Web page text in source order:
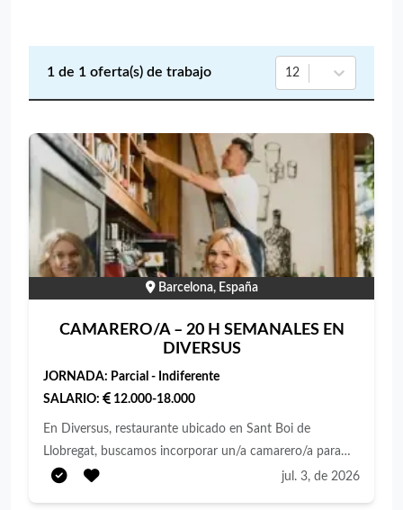
1 de 1 oferta(s) de trabajo 12
Barcelona, España
CAMARERO/A – 20 H SEMANALES EN
DIVERSUS
JORNADA: Parcial - Indiferente
SALARIO:
12.000-18.000
En Diversus, restaurante ubicado en Sant Boi de
Llobregat, buscamos incorporar un/a camarero/a para
reforzar nuestro equipo a tiempo parcial (20 horasjul. 3, de 2026